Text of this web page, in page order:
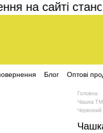
на сайті
Блог Оптові
Головна
Чашка ТМ